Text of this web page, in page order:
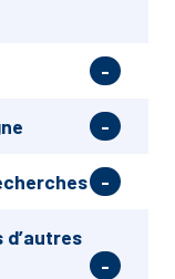
d’autres